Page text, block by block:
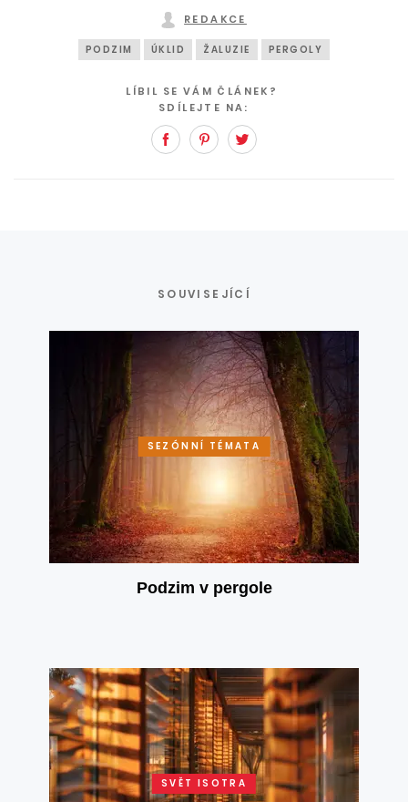
REDAKCE
PODZIM ÚKLID ŽALUZIE PERGOLY
LÍBIL SE VÁM ČLÁNEK?
SDÍLEJTE NA:
FacebookPinterest
SOUVISEJÍCÍ
SEZÓNNÍ TÉMATA
Podzim v pergole
SVĚT ISOTRA